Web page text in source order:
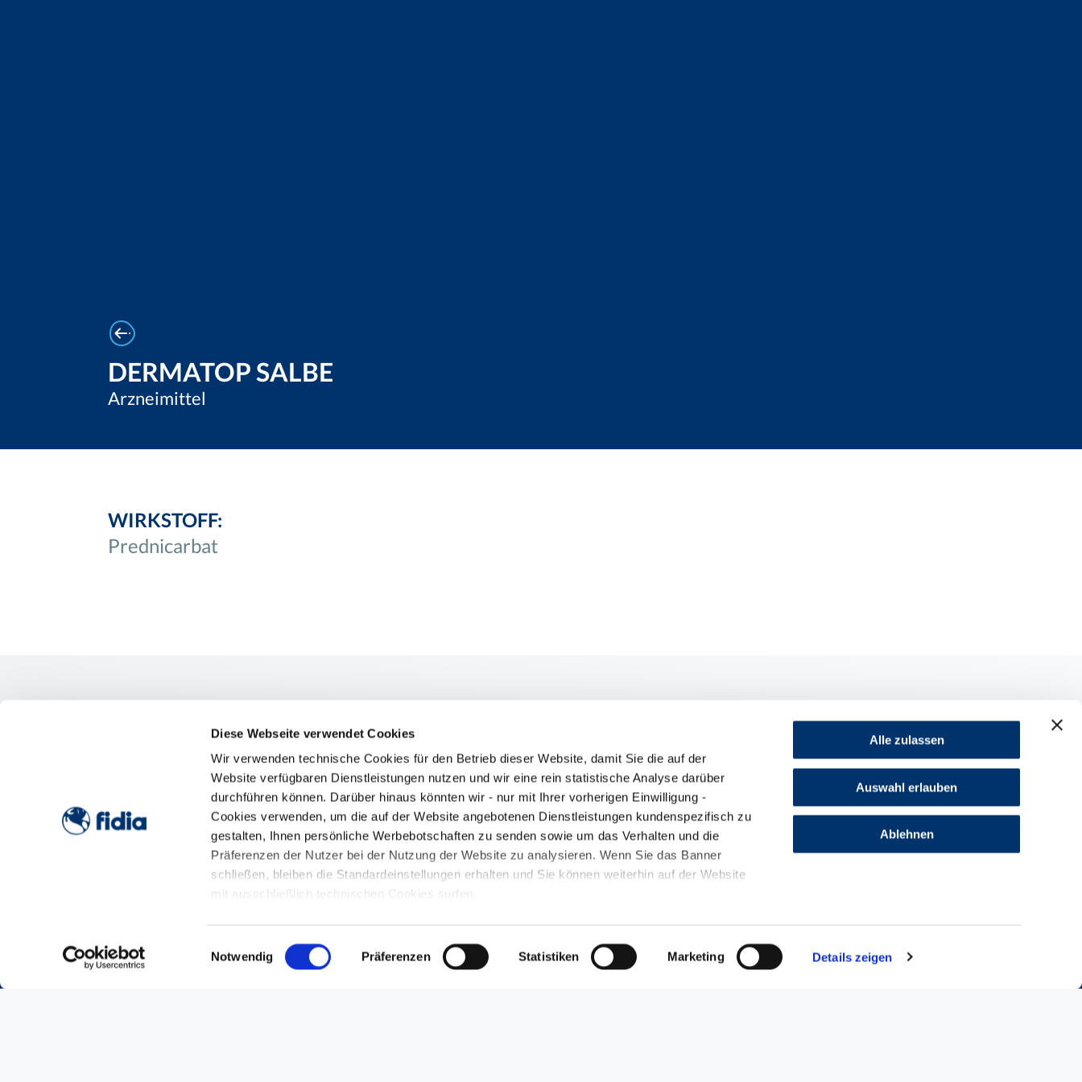
Diese Webseite verwendet Cookies
Wir verwenden technische Cookies für den Betrieb dieser Website, damit Sie die auf der
Website verfügbaren Dienstleistungen nutzen und wir eine rein statistische Analyse darüber
durchführen können. Darüber hinaus könnten wir - nur mit Ihrer vorherigen Einwilligung -
Cookies verwenden, um die auf der Website angebotenen Dienstleistungen kundenspezifisch zu
gestalten, Ihnen persönliche Werbebotschaften zu senden sowie um das Verhalten und die
Präferenzen der Nutzer bei der Nutzung der Website zu analysieren. Wenn Sie das Banner
schließen, bleiben die Standardeinstellungen erhalten und Sie können weiterhin auf der Website
mit ausschließlich technischen Cookies surfen.
Einwilligungsauswahl
Notwendig Präferenzen Statistiken Marketing Details zeigen
Alle zulassen
Auswahl erlauben
Ablehnen
Arzneimittel
DERMATOP SALBE
WIRKSTOFF:
Prednicarbat
Weitere Informationen, einschließlich Informationen zu Arzneimitteln für medizinisches Fachpersonal und der Packungsbeilage, finden Sie im
Nationalen Arzneimittelregister.
ZUR WEBSITE